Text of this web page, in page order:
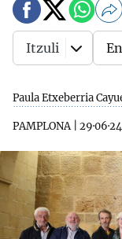
Paula Etxeberria
PAMPLONA| 29·06·24
Itzuli